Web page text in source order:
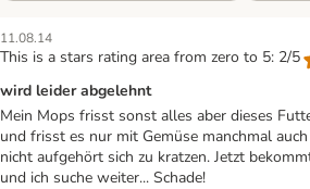
11.08.14
This is a stars rating area from zero to 5: 2/5
wird leider abgelehnt
Mein Mops frisst sonst alles aber dieses
und frisst es nur mit Gemüse manchmal
nicht aufgehört sich zu kratzen. Jetzt
und ich suche weiter... Schade!